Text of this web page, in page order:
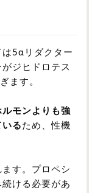
5αリダクター
ジヒドロテス
ます。
モンよりも強
る ため、性機
す。プロペシ
ける必要があ